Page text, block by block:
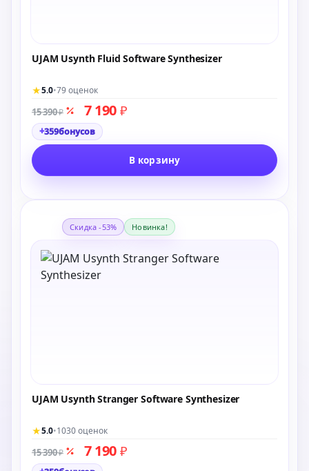
UJAM Usynth Fluid Software Synthesizer
★5.0•79 оценок
15 390₽ 7 190 ₽
+359бонусов
В корзину
Скидка -53% Новинка!
UJAM Usynth Stranger Software Synthesizer
★5.0•1030 оценок
15 390₽ 7 190 ₽